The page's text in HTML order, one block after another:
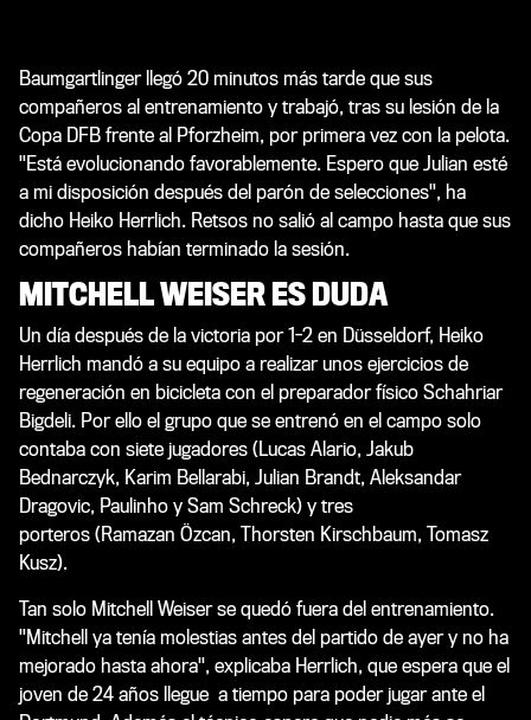
Baumgartlinger llegó 20 minutos más tarde que sus
compañeros al entrenamiento y trabajó, tras su lesión de la
Copa DFB frente al Pforzheim, por primera vez con la pelota.
"Está evolucionando favorablemente. Espero que Julian esté
a mi disposición después del parón de selecciones", ha
dicho Heiko Herrlich. Retsos no salió al campo hasta que sus
compañeros habían terminado la sesión.
MITCHELL WEISER ES DUDA
Un día después de la victoria por 1-2 en Düsseldorf, Heiko
Herrlich mandó a su equipo a realizar unos ejercicios de
regeneración en bicicleta con el preparador físico Schahriar
Bigdeli. Por ello el grupo que se entrenó en el campo solo
contaba con siete jugadores (Lucas Alario, Jakub
Bednarczyk, Karim Bellarabi, Julian Brandt, Aleksandar
Dragovic, Paulinho y Sam Schreck) y tres
porteros (Ramazan Özcan, Thorsten Kirschbaum, Tomasz
Kusz).
Tan solo Mitchell Weiser se quedó fuera del entrenamiento.
"Mitchell ya tenía molestias antes del partido de ayer y no ha
mejorado hasta ahora", explicaba Herrlich, que espera que el
joven de 24 años llegue a tiempo para poder jugar ante el